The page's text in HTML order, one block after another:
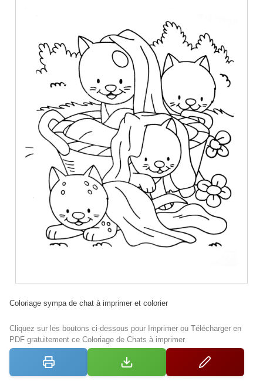
Coloriage sympa de chat à imprimer et colorier
Cliquez sur les boutons ci-dessous pour Imprimer ou Télécharger en
PDF gratuitement ce Coloriage de Chats à imprimer